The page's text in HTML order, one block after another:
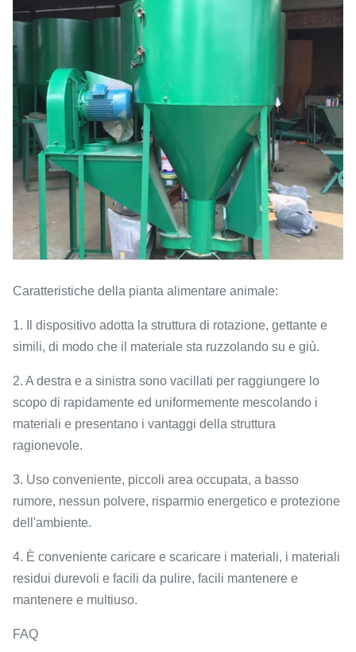
Caratteristiche della pianta alimentare animale:
1. Il dispositivo adotta la struttura di rotazione, gettante e
simili, di modo che il materiale sta ruzzolando su e giù.
2. A destra e a sinistra sono vacillati per raggiungere lo
scopo di rapidamente ed uniformemente mescolando i
materiali e presentano i vantaggi della struttura
ragionevole.
3. Uso conveniente, piccoli area occupata, a basso
rumore, nessun polvere, risparmio energetico e protezione
dell'ambiente.
4. È conveniente caricare e scaricare i materiali, i materiali
residui durevoli e facili da pulire, facili mantenere e
mantenere e multiuso.
FAQ